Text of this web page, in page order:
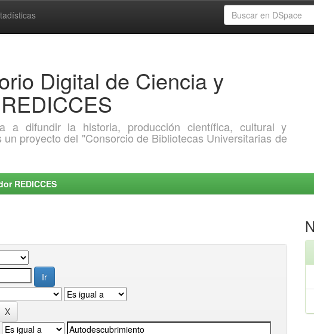
Digital de Ciencia y
a difundir la historia, producción científica, cultural y
proyecto del "Consorcio de Bibliotecas Universitarias de
REDICCES